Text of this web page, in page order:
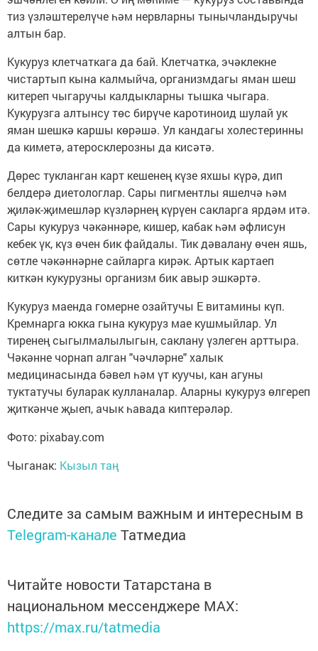
тиз үзләштерелүче һәм нервларны тынычландыручы
алтын бар.
Кукуруз клетчаткага да бай. Клетчатка, эчәклекне
чистартып кына калмыйча, организмдагы яман шеш
китереп чыгаручы калдыкларны тышка чыгара.
Кукурузга алтынсу төс бирүче каротиноид шулай ук
яман шешкә каршы көрәшә. Ул кандагы холестеринны
да киметә, атеросклерозны да кисәтә.
Дөрес тукланган карт кешенең күзе яхшы күрә, дип
белдерә диетологлар. Сары пигментлы яшелчә һәм
җиләк-җимешләр күзләрнең күрүен сакларга ярдәм итә.
Сары кукуруз чәкәннәре, кишер, кабак һәм әфлисун
кебек үк, күз өчен бик файдалы. Тик дәвалану өчен яшь,
сөтле чәкәннәрне сайларга кирәк. Артык картаеп
киткән кукурузны организм бик авыр эшкәртә.
Кукуруз маенда гомерне озайтучы Е витамины күп.
Кремнарга юкка гына кукуруз мае кушмыйлар. Ул
тиренең сыгылмалылыгын, саклану үзлеген арттыра.
Чәкәнне чорнап алган "чәчләрне" халык
медицинасында бәвел һәм үт куучы, кан агуны
туктатучы буларак кулланалар. Аларны кукуруз өлгереп
җиткәнче җыеп, ачык һавада киптерәләр.
Фото: pixabay.com
Чыганак: Кызыл таң
Следите за самым важным и интересным в
Telegram-канале Татмедиа
Читайте новости Татарстана в
национальном мессенджере MАХ:
https://max.ru/tatmedia